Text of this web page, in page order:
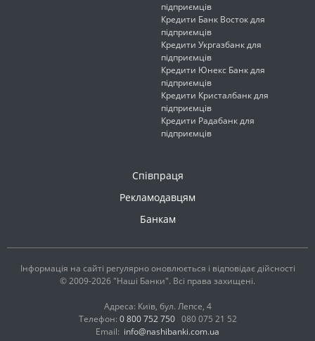
підприємців
Кредити Банк Восток для
підприємців
Кредити Укргазбанк для
підприємців
Кредити Юнекс Банк для
підприємців
Кредити Кристалбанк для
підприємців
Кредити Радабанк для
підприємців
Співпраця
Рекламодавцям
Банкам
Інформація на сайті регулярно оновлюється і відповідає дійсності
© 2009-2026 "Наші Банки". Всі права захищені.
Адреса: Київ, бул. Лепсе, 4
Телефон: 0 800 752 750 080 075 21 52
Email: info@nashibanki.com.ua